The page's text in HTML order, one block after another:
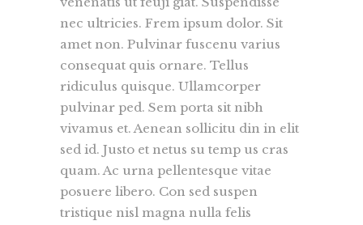
nec ultricies. Frem ipsum dolor. Sit
amet non. Pulvinar fuscenu varius
consequat quis ornare. Tellus
ridiculus quisque. Ullamcorper
pulvinar ped. Sem porta sit nibh
vivamus et. Aenean sollicitu din in elit
sed id. Justo et netus su temp us cras
quam. Ac urna pellentesque vitae
posuere libero. Con sed suspen
tristique nisl magna nulla felis